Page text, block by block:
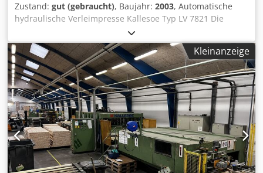
Zustand: gut (gebraucht), Baujahr: 2003, Automatische
hydraulische Verleimpresse Kallesoe Typ LV 7821 Die
Presse wird zum Verleimen von Holzelementen, z.B.
Tischplatten mit maximalen Abmessungen von 7800 mm x
2100 mm, verwendet, der Beschleunigungsfaktor für die
Verleimung ist das warme Wasser, das dem Pressentisch
zugeführt wird und kontinuierlich zirkuliert (es kann von
der CO oder von den an der Presse installierten
Heizgeräten erhitzt werden) Heizleistung der Presse 72 kW
Maximale Pressenkapazität bis zu 2000 m2 / 7,5h
Dcodpfxjrqzgke Ai Iek Leimauftragsgerät mit Vorschub für
Kallesoe-Presse Typ KL40 - zum automatischen Auftragen
von Leim auf jede Lamelle und zur direkten Übergabe an
die Presse LV7821
Kleinanzeige